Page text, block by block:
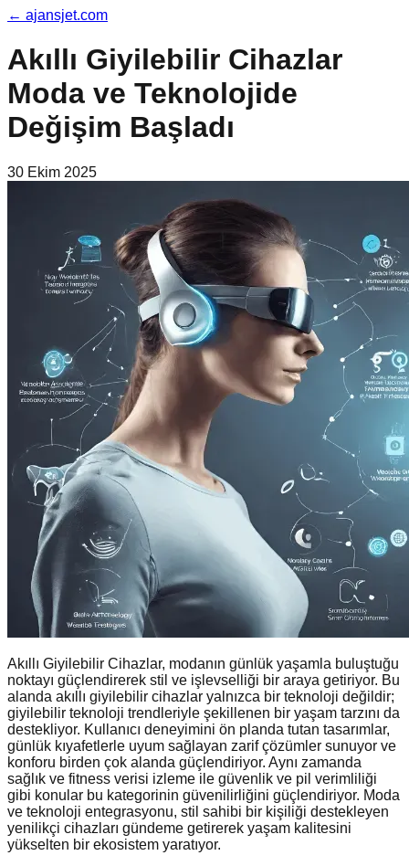
← ajansjet.com
Akıllı Giyilebilir Cihazlar
Moda ve Teknolojide
Değişim Başladı
30 Ekim 2025
Akıllı Giyilebilir Cihazlar, modanın günlük yaşamla buluştuğu
noktayı güçlendirerek stil ve işlevselliği bir araya getiriyor. Bu
alanda akıllı giyilebilir cihazlar yalnızca bir teknoloji değildir;
giyilebilir teknoloji trendleriyle şekillenen bir yaşam tarzını da
destekliyor. Kullanıcı deneyimini ön planda tutan tasarımlar,
günlük kıyafetlerle uyum sağlayan zarif çözümler sunuyor ve
konforu birden çok alanda güçlendiriyor. Aynı zamanda
sağlık ve fitness verisi izleme ile güvenlik ve pil verimliliği
gibi konular bu kategorinin güvenilirliğini güçlendiriyor. Moda
ve teknoloji entegrasyonu, stil sahibi bir kişiliği destekleyen
yenilikçi cihazları gündeme getirerek yaşam kalitesini
yükselten bir ekosistem yaratıyor.